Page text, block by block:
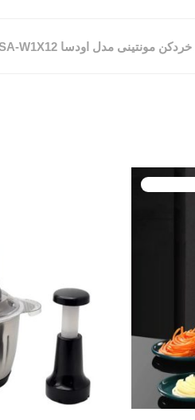
خردکن مونتینی مدل اودسا ODESA-W1X12